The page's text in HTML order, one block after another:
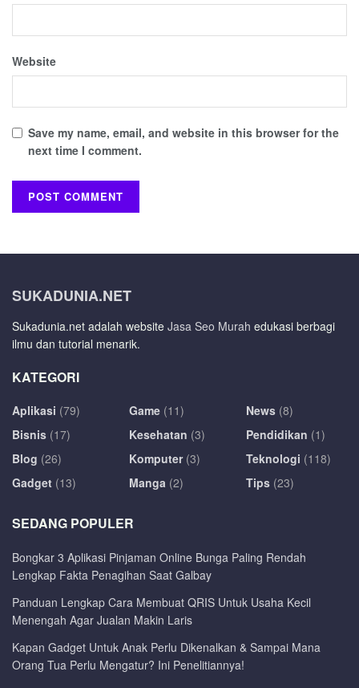
Website
Save my name, email, and website in this browser for the
next time I comment.
SUKADUNIA.NET
Sukadunia.net adalah website Jasa Seo Murah edukasi berbagi
ilmu dan tutorial menarik.
KATEGORI
Aplikasi (79)
Bisnis (17)
Blog (26)
Gadget (13)
Game (11)
Kesehatan (3)
Komputer(3)
Manga (2)
News (8)
Pendidikan (1)
Teknologi (118)
Tips (23)
SEDANG POPULER
Bongkar 3 Aplikasi Pinjaman Online Bunga Paling Rendah
Lengkap Fakta Penagihan Saat Galbay
Panduan Lengkap Cara Membuat QRIS Untuk Usaha Kecil
Menengah Agar Jualan Makin Laris
Kapan Gadget Untuk Anak Perlu Dikenalkan & Sampai Mana
Orang Tua Perlu Mengatur? Ini Penelitiannya!